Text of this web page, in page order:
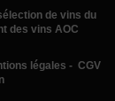
de vins du
des vins AOC
légales - CGV